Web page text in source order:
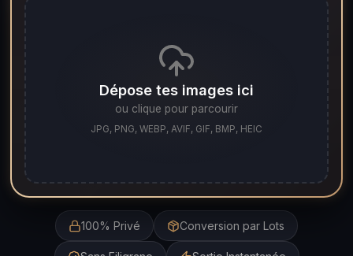
Dépose tes images ici
ou clique pour parcourir
JPG, PNG, WEBP, AVIF, GIF, BMP, HEIC
100% Privé Conversion par Lots